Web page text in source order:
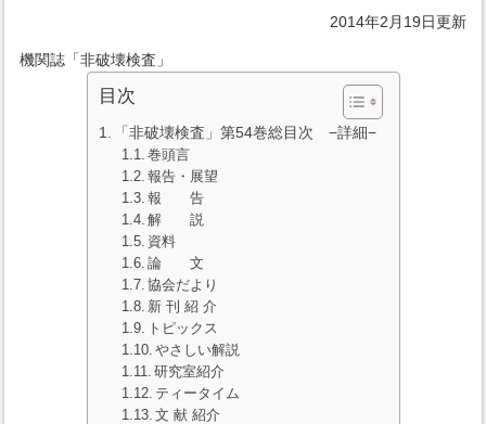
2014年2月19日更新
機関誌「非破壊検査」
目次
「非破壊検査」第54巻総目次 −詳細−
巻頭言
報告・展望
報 告
解 説
資料
論 文
協会だより
新 刊 紹 介
トピックス
やさしい解説
研究室紹介
ティータイム
文 献 紹介